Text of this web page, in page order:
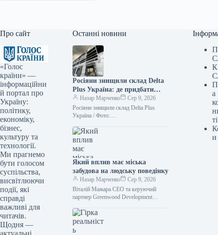
Про сайт
«Голос
країни» —
інформаційни
й портал про
Україну:
політику,
економіку,
бізнес,
культуру та
технології.
Ми прагнемо
бути голосом
суспільства,
висвітлюючи
події, які
справді
важливі для
читачів.
Щодня —
Останні новини
Росіяни знищили склад Delta
Plus Україна: де придбати
товари — ФОТО
Назар Марченко
Сер 9, 2026
Росіяни знищили склад Delta Plus
Україна / Фото:
Унаслідок обстрілу з боку Росії 5
серпня повністю зруйновано офіс та…
Який вплив має міська
забудова на людську поведінку
Назар Марченко
Сер 9, 2026
Віталій Мажара CEO та керуючий
партнер Greenwood Development
оцінюються за зовнішнім виглядом,
плануванням, інноваційними
технологіями та
а
ті
и